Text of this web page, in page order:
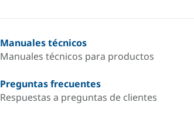
Manuales técnicos
Manuales técnicos para productos
Preguntas frecuentes
Respuestas a preguntas de clientes